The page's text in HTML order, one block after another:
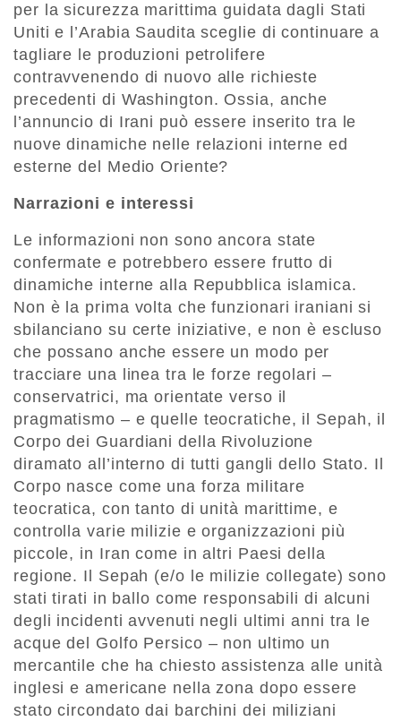
per la sicurezza marittima guidata dagli Stati
Uniti e l’Arabia Saudita sceglie di continuare a
tagliare le produzioni petrolifere
contravvenendo di nuovo alle richieste
precedenti di Washington. Ossia, anche
l’annuncio di Irani può essere inserito tra le
nuove dinamiche nelle relazioni interne ed
esterne del Medio Oriente?
Narrazioni e interessi
Le informazioni non sono ancora state
confermate e potrebbero essere frutto di
dinamiche interne alla Repubblica islamica.
Non è la prima volta che funzionari iraniani si
sbilanciano su certe iniziative, e non è escluso
che possano anche essere un modo per
tracciare una linea tra le forze regolari –
conservatrici, ma orientate verso il
pragmatismo – e quelle teocratiche, il Sepah, il
Corpo dei Guardiani della Rivoluzione
diramato all’interno di tutti gangli dello Stato. Il
Corpo nasce come una forza militare
teocratica, con tanto di unità marittime, e
controlla varie milizie e organizzazioni più
piccole, in Iran come in altri Paesi della
regione. Il Sepah (e/o le milizie collegate) sono
stati tirati in ballo come responsabili di alcuni
degli incidenti avvenuti negli ultimi anni tra le
acque del Golfo Persico – non ultimo un
mercantile che ha chiesto assistenza alle unità
inglesi e americane nella zona dopo essere
stato circondato dai barchini dei miliziani